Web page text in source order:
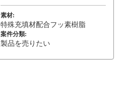
素材:
特殊充填材配合フッ素樹脂
案件分類:
製品を売りたい